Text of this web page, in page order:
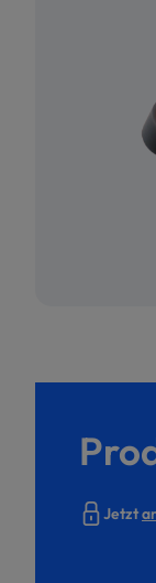
Jetzt